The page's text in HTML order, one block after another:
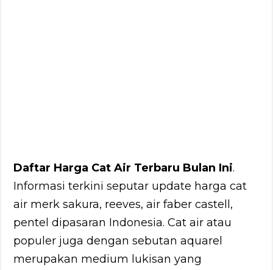
Daftar Harga Cat Air Terbaru Bulan Ini.
Informasi terkini seputar update harga cat
air merk sakura, reeves, air faber castell,
pentel dipasaran Indonesia. Cat air atau
populer juga dengan sebutan aquarel
merupakan medium lukisan yang